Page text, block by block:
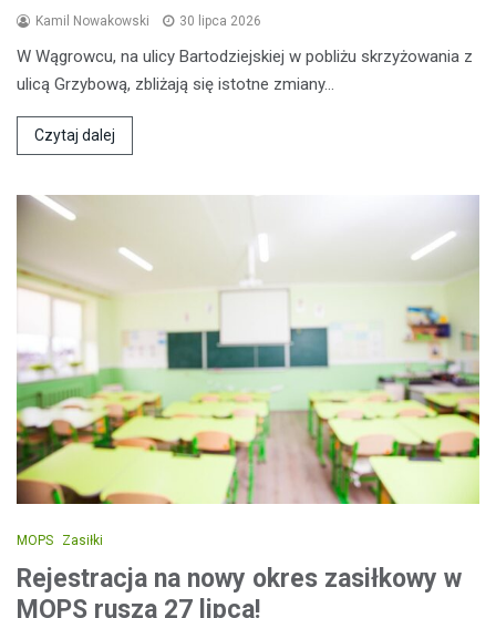
Kamil Nowakowski 30 lipca 2026
W Wągrowcu, na ulicy Bartodziejskiej w pobliżu skrzyżowania z
ulicą Grzybową, zbliżają się istotne zmiany…
Czytaj dalej
MOPS Zasiłki
Rejestracja na nowy okres zasiłkowy w
MOPS rusza 27 lipca!